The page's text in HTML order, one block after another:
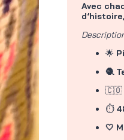
Avec
🌟
🧶
🇨🇴
⏱
🤍